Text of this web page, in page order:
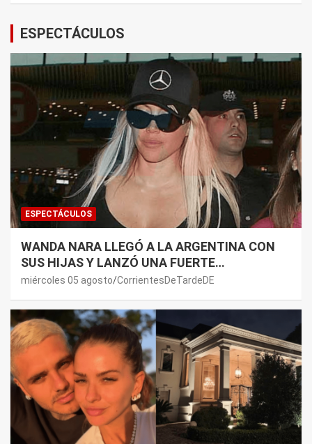
ESPECTÁCULOS
ESPECTÁCULOS
WANDA NARA LLEGÓ A LA ARGENTINA CON
SUS HIJAS Y LANZÓ UNA FUERTE
PREMONICIÓN SOBRE MAURO ICARDI
miércoles 05 agosto CorrientesDeTardeDE